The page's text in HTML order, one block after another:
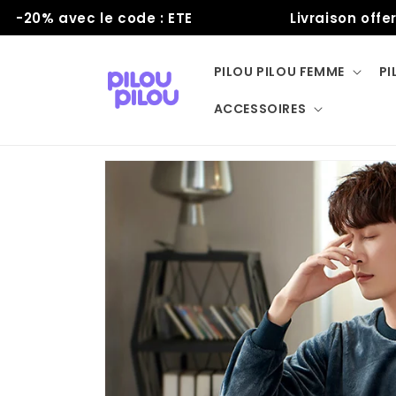
passer
au
avec le code : ETE Livraison offerte
PILOU PILOU FEMME
ACCESSOIRES
Passer aux
informations
produits